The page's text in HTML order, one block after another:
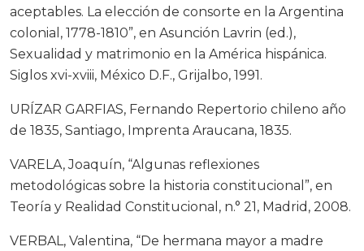
aceptables. La elección de consorte en la Argentina
colonial, 1778-1810”, en Asunción Lavrin (ed.),
Sexualidad y matrimonio en la América hispánica.
Siglos xvi-xviii, México D.F., Grijalbo, 1991.
URÍZAR GARFIAS, Fernando Repertorio chileno año
de 1835, Santiago, Imprenta Araucana, 1835.
VARELA, Joaquín, “Algunas reflexiones
metodológicas sobre la historia constitucional”, en
Teoría y Realidad Constitucional, n.° 21, Madrid, 2008.
VERBAL, Valentina, “De hermana mayor a madre